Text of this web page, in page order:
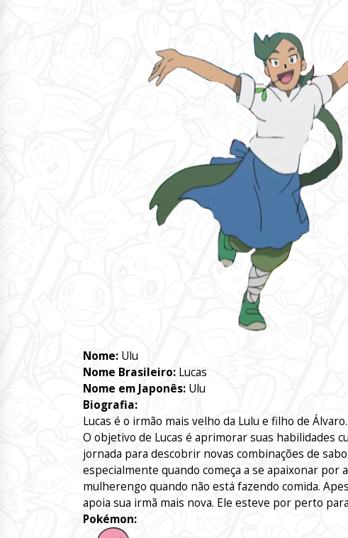
Nome: Ulu
Nome Brasileiro: Lucas
Nome em Japonês: Ulu
Biografia:
Lucas é o irmão mais velho da Lulu e filho de Álvaro.
O objetivo de Lucas é aprimorar suas habilidades
jornada para descobrir novas combinações de
especialmente quando começa a se apaixonar por
mulherengo quando não está fazendo comida.
apoia sua irmã mais nova. Ele esteve por perto
Pokémon: